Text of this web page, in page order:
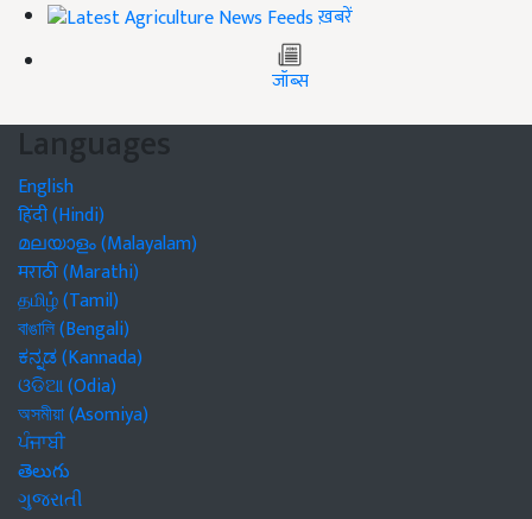
ख़बरें
जॉब्स
Languages
English
हिंदी (Hindi)
മലയാളം (Malayalam)
मराठी (Marathi)
தமிழ் (Tamil)
বাঙালি (Bengali)
ಕನ್ನಡ (Kannada)
ଓଡିଆ (Odia)
অসমীয়া (Asomiya)
ਪੰਜਾਬੀ
తెలుగు
ગુજરાતી